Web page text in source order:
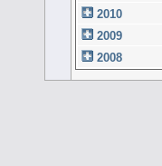
2010
2009
2008